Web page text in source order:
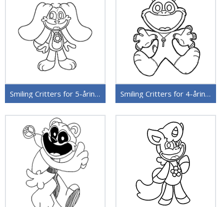
Smiling Critters for 5-åringer Smiling Critters for 4-åringer